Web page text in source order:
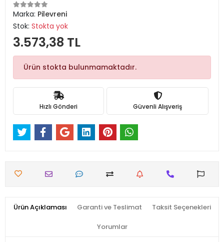
Marka: Pilevreni
Stok: Stokta yok
3.573,38 TL
Ürün stokta bulunmamaktadır.
Hızlı Gönderi Güvenli Alışveriş
Ürün Açıklaması Garanti ve Teslimat Taksit Seçenekleri
Yorumlar